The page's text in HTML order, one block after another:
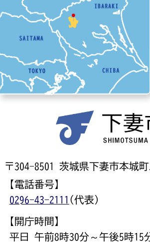
〒304-8501 茨城県下妻市本城
【電話番号】
0296-43-2111 (代表)
【開庁時間】
平日 午前8時30分～午後5時15